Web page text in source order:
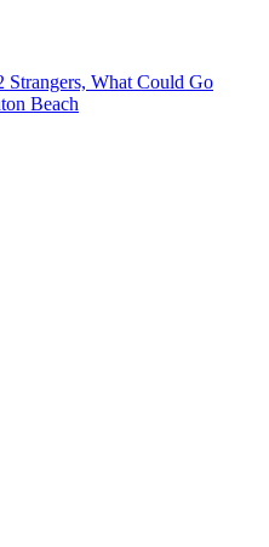
Strangers, What Could Go
Beach